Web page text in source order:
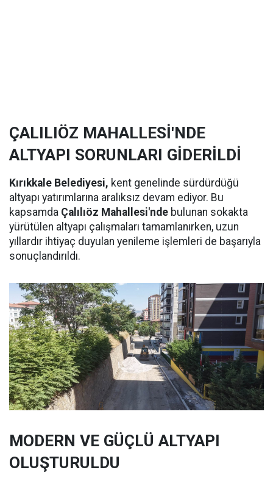
ÇALILIÖZ MAHALLESİ'NDE
ALTYAPI SORUNLARI GİDERİLDİ
Kırıkkale Belediyesi, kent genelinde sürdürdüğü
altyapı yatırımlarına aralıksız devam ediyor. Bu
kapsamda Çalılıöz Mahallesi'nde bulunan sokakta
yürütülen altyapı çalışmaları tamamlanırken, uzun
yıllardır ihtiyaç duyulan yenileme işlemleri de başarıyla
sonuçlandırıldı.
MODERN VE GÜÇLÜ ALTYAPI
OLUŞTURULDU